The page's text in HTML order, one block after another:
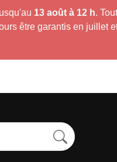
13 août à 12 h.
être garantis en juillet